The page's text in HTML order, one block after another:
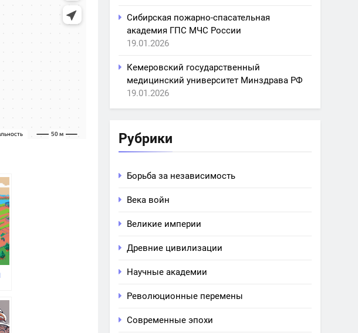
Сибирская пожарно-спасательная
академия ГПС МЧС России
19.01.2026
Кемеровский государственный
медицинский университет Минздрава РФ
19.01.2026
Рубрики
Борьба за независимость
Века войн
Великие империи
Древние цивилизации
Научные академии
Революционные перемены
Современные эпохи